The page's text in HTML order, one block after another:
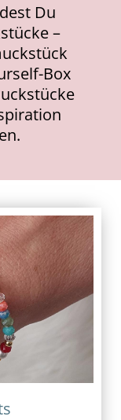
Du
–
Box
n.